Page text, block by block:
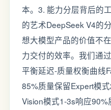
本。3. 能力分层背后的
的艺术DeepSeek V4的
想大模型产品的价值不
力交付的效率。我们通
平衡延迟-质量权衡曲线
85%质量保留Expert模
Vision模式1-3s响应